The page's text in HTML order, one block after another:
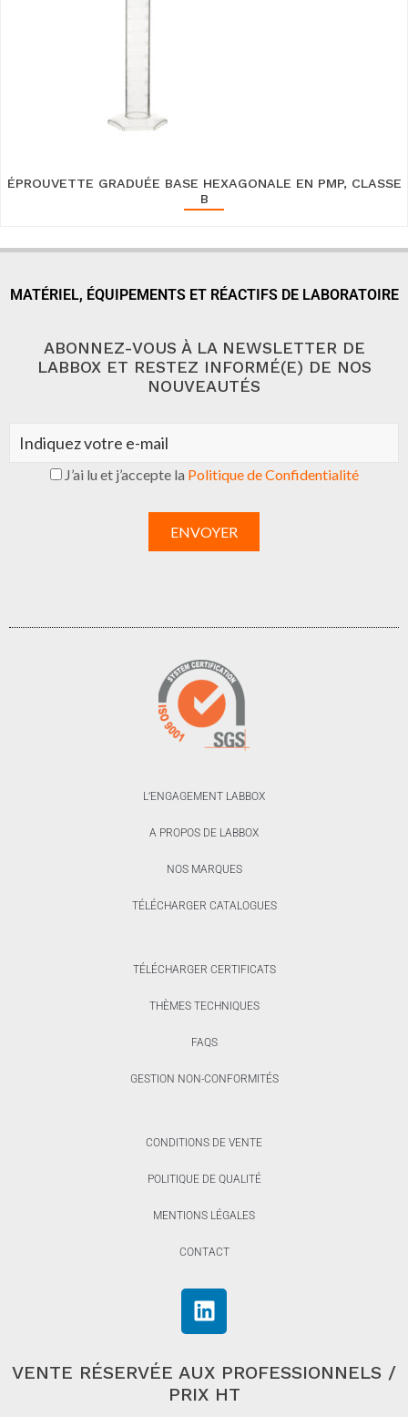
ÉPROUVETTE GRADUÉE BASE HEXAGONALE EN PMP, CLASSE
B
MATÉRIEL, ÉQUIPEMENTS ET RÉACTIFS DE LABORATOIRE
ABONNEZ-VOUS À LA NEWSLETTER DE
LABBOX ET RESTEZ INFORMÉ(E) DE NOS
NOUVEAUTÉS
J’ai lu et j’accepte la Politique de Confidentialité
L’ENGAGEMENT LABBOX
A PROPOS DE LABBOX
NOS MARQUES
TÉLÉCHARGER CATALOGUES
TÉLÉCHARGER CERTIFICATS
THÈMES TECHNIQUES
FAQS
GESTION NON-CONFORMITÉS
CONDITIONS DE VENTE
POLITIQUE DE QUALITÉ
MENTIONS LÉGALES
CONTACT
VENTE RÉSERVÉE AUX PROFESSIONNELS /
PRIX HT